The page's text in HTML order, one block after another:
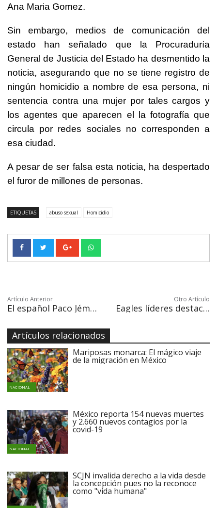
Ana Maria Gomez.
Sin embargo, medios de comunicación del
estado han señalado que la Procuraduría
General de Justicia del Estado ha desmentido la
noticia, asegurando que no se tiene registro de
ningún homicidio a nombre de esa persona, ni
sentencia contra una mujer por tales cargos y
los agentes que aparecen el la fotografía que
circula por redes sociales no corresponden a
esa ciudad.
A pesar de ser falsa esta noticia, ha despertado
el furor de millones de personas.
ETIQUETAS abuso sexual Homicidio
Artículo Anterior
El español Paco Jémez termina su relación con el Cruz Azul
Otro Artículo
Eagles líderes destacados de la NFL; Brady y Jones logran marcas
Artículos relacionados
NACIONAL
Mariposas monarca: El mágico viaje
de la migración en México
NACIONAL
México reporta 154 nuevas muertes
y 2.660 nuevos contagios por la
covid-19
SCJN invalida derecho a la vida desde
la concepción pues no la reconoce
como "vida humana"